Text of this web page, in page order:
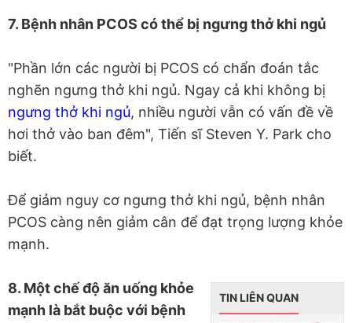
7. Bệnh nhân PCOS có thể bị ngưng thở khi ngủ
"Phần lớn các người bị PCOS có chẩn đoán tắc
nghẽn ngưng thở khi ngủ. Ngay cả khi không bị
ngưng thở khi ngủ, nhiều người vẫn có vấn đề về
hơi thở vào ban đêm", Tiến sĩ Steven Y. Park cho
biết.
Để giảm nguy cơ ngưng thở khi ngủ, bệnh nhân
PCOS càng nên giảm cân để đạt trọng lượng khỏe
mạnh.
TIN LIÊN QUAN
8. Một chế độ ăn uống khỏe
mạnh là bắt buộc với bệnh